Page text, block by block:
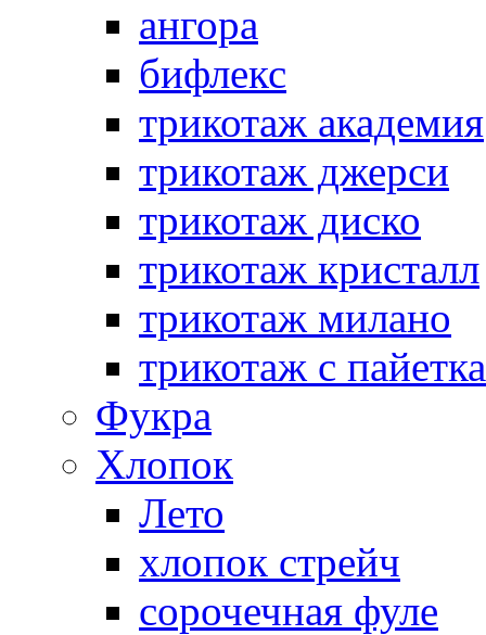
ангора
бифлекс
трикотаж академия
трикотаж джерси
трикотаж диско
трикотаж кристалл
трикотаж милано
трикотаж с
Фукра
Хлопок
Лето
хлопок стрейч
cорочечная фуле